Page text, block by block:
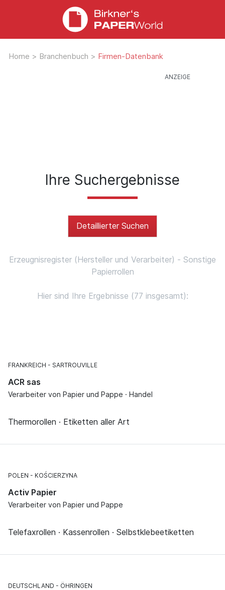
Home > Branchenbuch > Firmen-Datenbank
Ihre Suchergebnisse
Detaillierter Suchen
Erzeugnisregister (Hersteller und Verarbeiter) - Sonstige
Papierrollen
Hier sind Ihre Ergebnisse (77 insgesamt):
FRANKREICH SARTROUVILLE
ACR sas
Verarbeiter von Papier und Pappe · Handel
Thermorollen · Etiketten aller Art
POLEN KOŚCIERZYNA
Activ Papier
Verarbeiter von Papier und Pappe
Telefaxrollen · Kassenrollen · Selbstklebeetiketten
DEUTSCHLAND ÖHRINGEN